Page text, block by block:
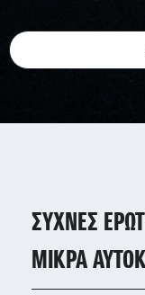
ΣΥΧΝΕΣ
ΜΙΚΡΑ